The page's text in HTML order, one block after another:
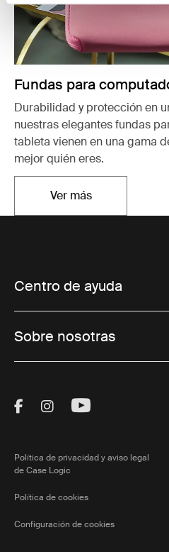
Fundas para
Durabilidad y protección en
nuestras elegantes fundas
tableta vienen en una gama
mejor quién eres.
Ver másSe abre en una
Centro de ayuda
Sobre nosotras
Visit Thule on
Visit Thule on
Visit Thule
Política de privacidad y aviso legal
de Case Logic
Política de cookies
Configuración de cookies